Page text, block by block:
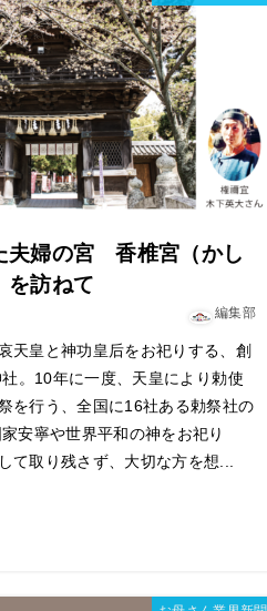
夫婦の宮 香椎宮（かし
訪ねて
編集部
天皇と神功皇后をお祀りする、創
。10年に一度、天皇により勅使
を行う、全国に16社ある勅祭社の
安寧や世界平和の神をお祀り
て取り残さず、大切な方を想...